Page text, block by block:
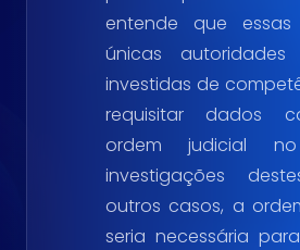
entende que
únicas autoridades
investidas de
requisitar dados
ordem judicial
investigações
outros casos, a
seria necessária